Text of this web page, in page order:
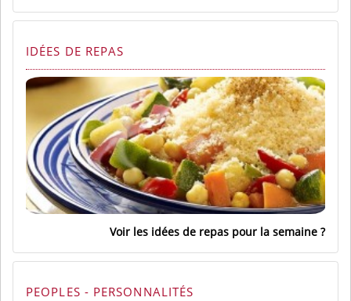
IDÉES DE REPAS
Voir les idées de repas pour la semaine
PEOPLES - PERSONNALITÉS